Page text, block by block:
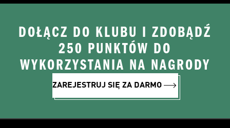
DOŁĄCZ DO KLUBU I ZDOBĄDŹ
250 PUNKTÓW DO
WYKORZYSTANIA NA NAGRODY
ZAREJESTRUJ SIĘ ZA DARMO